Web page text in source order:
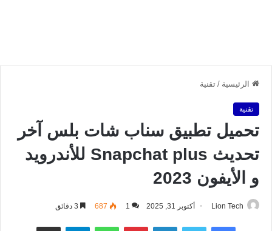
الرئيسية / تقنية
تقنية
تحميل تطبيق سناب شات بلس آخر
تحديث Snapchat plus للأندرويد
و الأيفون 2023
Lion Tech أكتوبر 31, 2025 1
687
فيسبوك تويتر لينكدإن بينتيريستواتساب تيلقرام مشاركة عبر البريد